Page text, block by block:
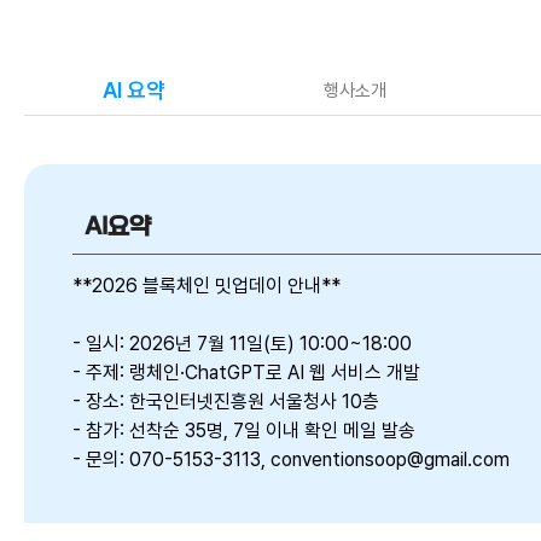
AI 요약 행사소개
AI요약
**2026 블록체인 밋업데이 안내**
- 일시: 2026년 7월 11일(토) 10:00~18:00
- 주제: 랭체인·ChatGPT로 AI 웹 서비스 개발
- 장소: 한국인터넷진흥원 서울청사 10층
- 참가: 선착순 35명, 7일 이내 확인 메일 발송
- 문의: 070-5153-3113, conventionsoop@gmail.com